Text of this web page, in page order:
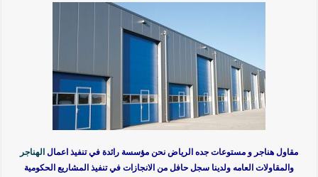
مقاول هناجر و مستوعات جده الرياض نحن مؤسسة رائدة في تنفيذ اعمال الهناجر
والمقاولات العامه ولدينا سجل حافل من الانجازات في تنفيذ المشاريع الحكومية